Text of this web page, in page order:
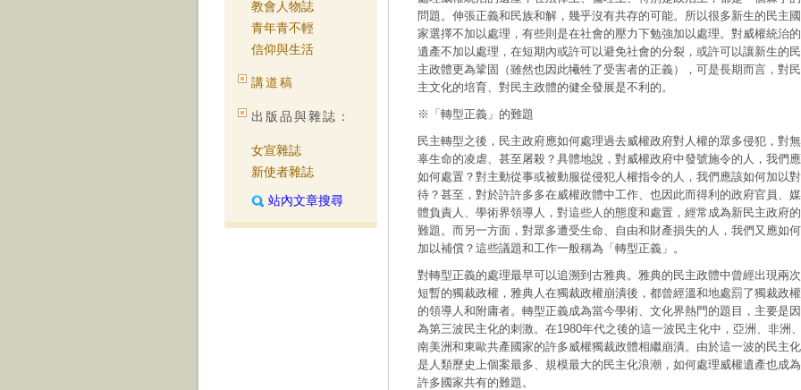
教會人物誌
青年青不輕
信仰與生活
講道稿
出版品與雜誌：
女宣雜誌
新使者雜誌
站內文章搜尋
問題。伸張正義和民族和解，幾乎沒有共存的可能。所以很多新生的民主國
家選擇不加以處理，有些則是在社會的壓力下勉強加以處理。對威權統治的
遺產不加以處理，在短期內或許可以避免社會的分裂，或許可以讓新生的民
主政體更為鞏固（雖然也因此犧牲了受害者的正義），可是長期而言，對民
主文化的培育、對民主政體的健全發展是不利的。
※「轉型正義」的難題
民主轉型之後，民主政府應如何處理過去威權政府對人權的眾多侵犯，對無
辜生命的凌虐、甚至屠殺？具體地說，對威權政府中發號施令的人，我們應
如何處置？對主動從事或被動服從侵犯人權指令的人，我們應該如何加以對
待？甚至，對於許許多多在威權政體中工作、也因此而得利的政府官員、媒
體負責人、學術界領導人，對這些人的態度和處置，經常成為新民主政府的
難題。而另一方面，對眾多遭受生命、自由和財產損失的人，我們又應如何
加以補償？這些議題和工作一般稱為「轉型正義」。
對轉型正義的處理最早可以追溯到古雅典。雅典的民主政體中曾經出現兩次
短暫的獨裁政權，雅典人在獨裁政權崩潰後，都曾經溫和地處罰了獨裁政權
的領導人和附庸者。轉型正義成為當今學術、文化界熱門的題目，主要是因
為第三波民主化的刺激。在1980年代之後的這一波民主化中，亞洲、非洲
南美洲和東歐共產國家的許多威權獨裁政體相繼崩潰。由於這一波的民主化
是人類歷史上個案最多、規模最大的民主化浪潮，如何處理威權遺產也成為
許多國家共有的難題。